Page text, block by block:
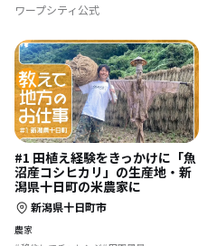
ワープシティ公式
#1 田植え経験をきっかけに「魚
沼産コシヒカリ」の生産地・新
潟県十日町の米農家に
新潟県十日町市
農家